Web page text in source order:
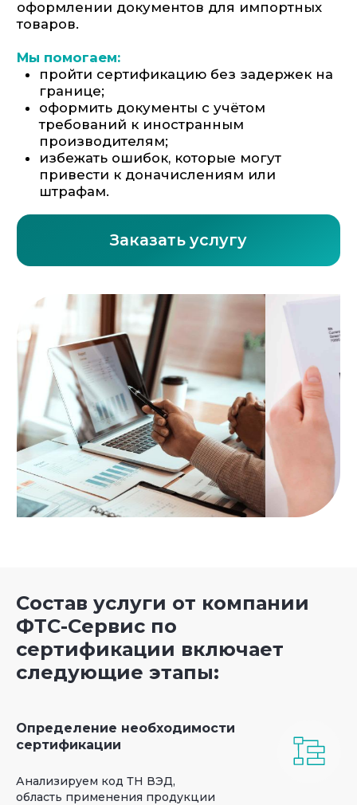
Состав услуги от компании
ФТС-Сервис по
сертификации включает
следующие этапы:
Определение необходимости
сертификации
Анализируем код ТН ВЭД,
область применения продукции